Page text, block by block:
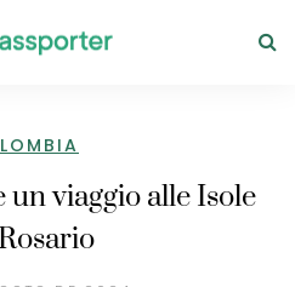
viaggio alle Isole